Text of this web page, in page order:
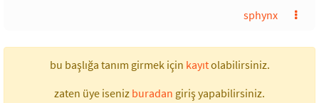
sphynx
bu başlığa tanım girmek için kayıtolabilirsiniz.
zaten üye iseniz buradan giriş yapabilirsiniz.